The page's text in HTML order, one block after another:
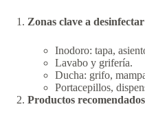
Zonas clave a desinfectar
Inodoro: tapa,
Lavabo y grifería.
Ducha: grifo,
Portacepillos,
Productos recomendados